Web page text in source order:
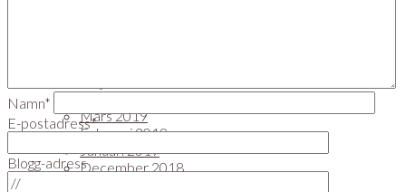
April 2019
Mars 2019
Februari 2019
Januari 2019
December 2018
Namn*
E-postadress*
Blogg-adress